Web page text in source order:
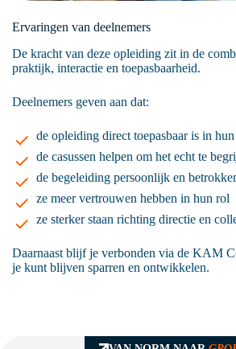
Ervaringen van deelnemers
De kracht van deze opleiding zit in de
praktijk, interactie en toepasbaarheid.
Deelnemers geven aan dat:
de opleiding direct toepasbaar is in
de casussen helpen om het echt te
de begeleiding persoonlijk en
ze meer vertrouwen hebben in hun rol
ze sterker staan richting directie en
Daarnaast blijf je verbonden via de KAM
je kunt blijven sparren en ontwikkelen.